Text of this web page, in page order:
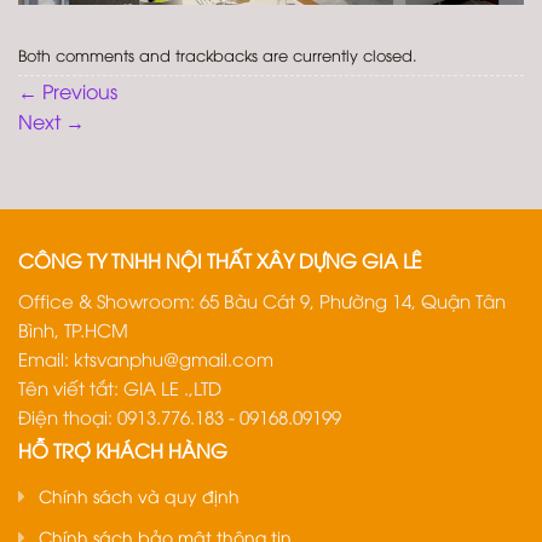
Both comments and trackbacks are currently closed.
← Previous
Next →
CÔNG TY TNHH NỘI THẤT XÂY DỰNG GIA LÊ
Office & Showroom: 65 Bàu Cát 9, Phường 14, Quận Tân
Bình, TP.HCM
Email: ktsvanphu@gmail.com
Tên viết tắt: GIA LE .,LTD
Điện thoại: 0913.776.183 - 09168.09199
HỖ TRỢ KHÁCH HÀNG
Chính sách và quy định
Chính sách bảo mật thông tin